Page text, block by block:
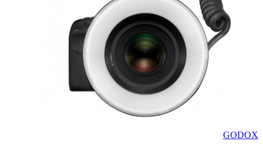
GODOX